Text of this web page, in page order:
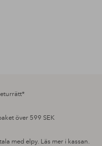
över 599 SEK
med elpy. Läs mer i kassan.